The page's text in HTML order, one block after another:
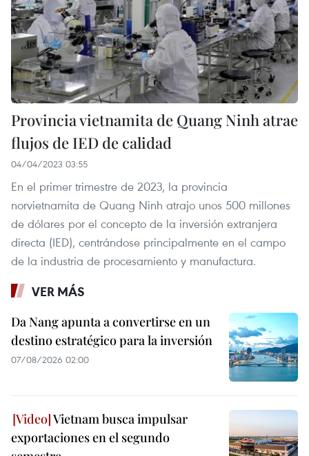
Provincia vietnamita de Quang Ninh atrae
flujos de IED de calidad
04/04/2023 03:55
En el primer trimestre de 2023, la provincia
norvietnamita de Quang Ninh atrajo unos 500 millones
de dólares por el concepto de la inversión extranjera
directa (IED), centrándose principalmente en el campo
de la industria de procesamiento y manufactura.
VER MÁS
Da Nang apunta a convertirse en un
destino estratégico para la inversión
07/08/2026 02:00
Vietnam busca impulsar
exportaciones en el segundo